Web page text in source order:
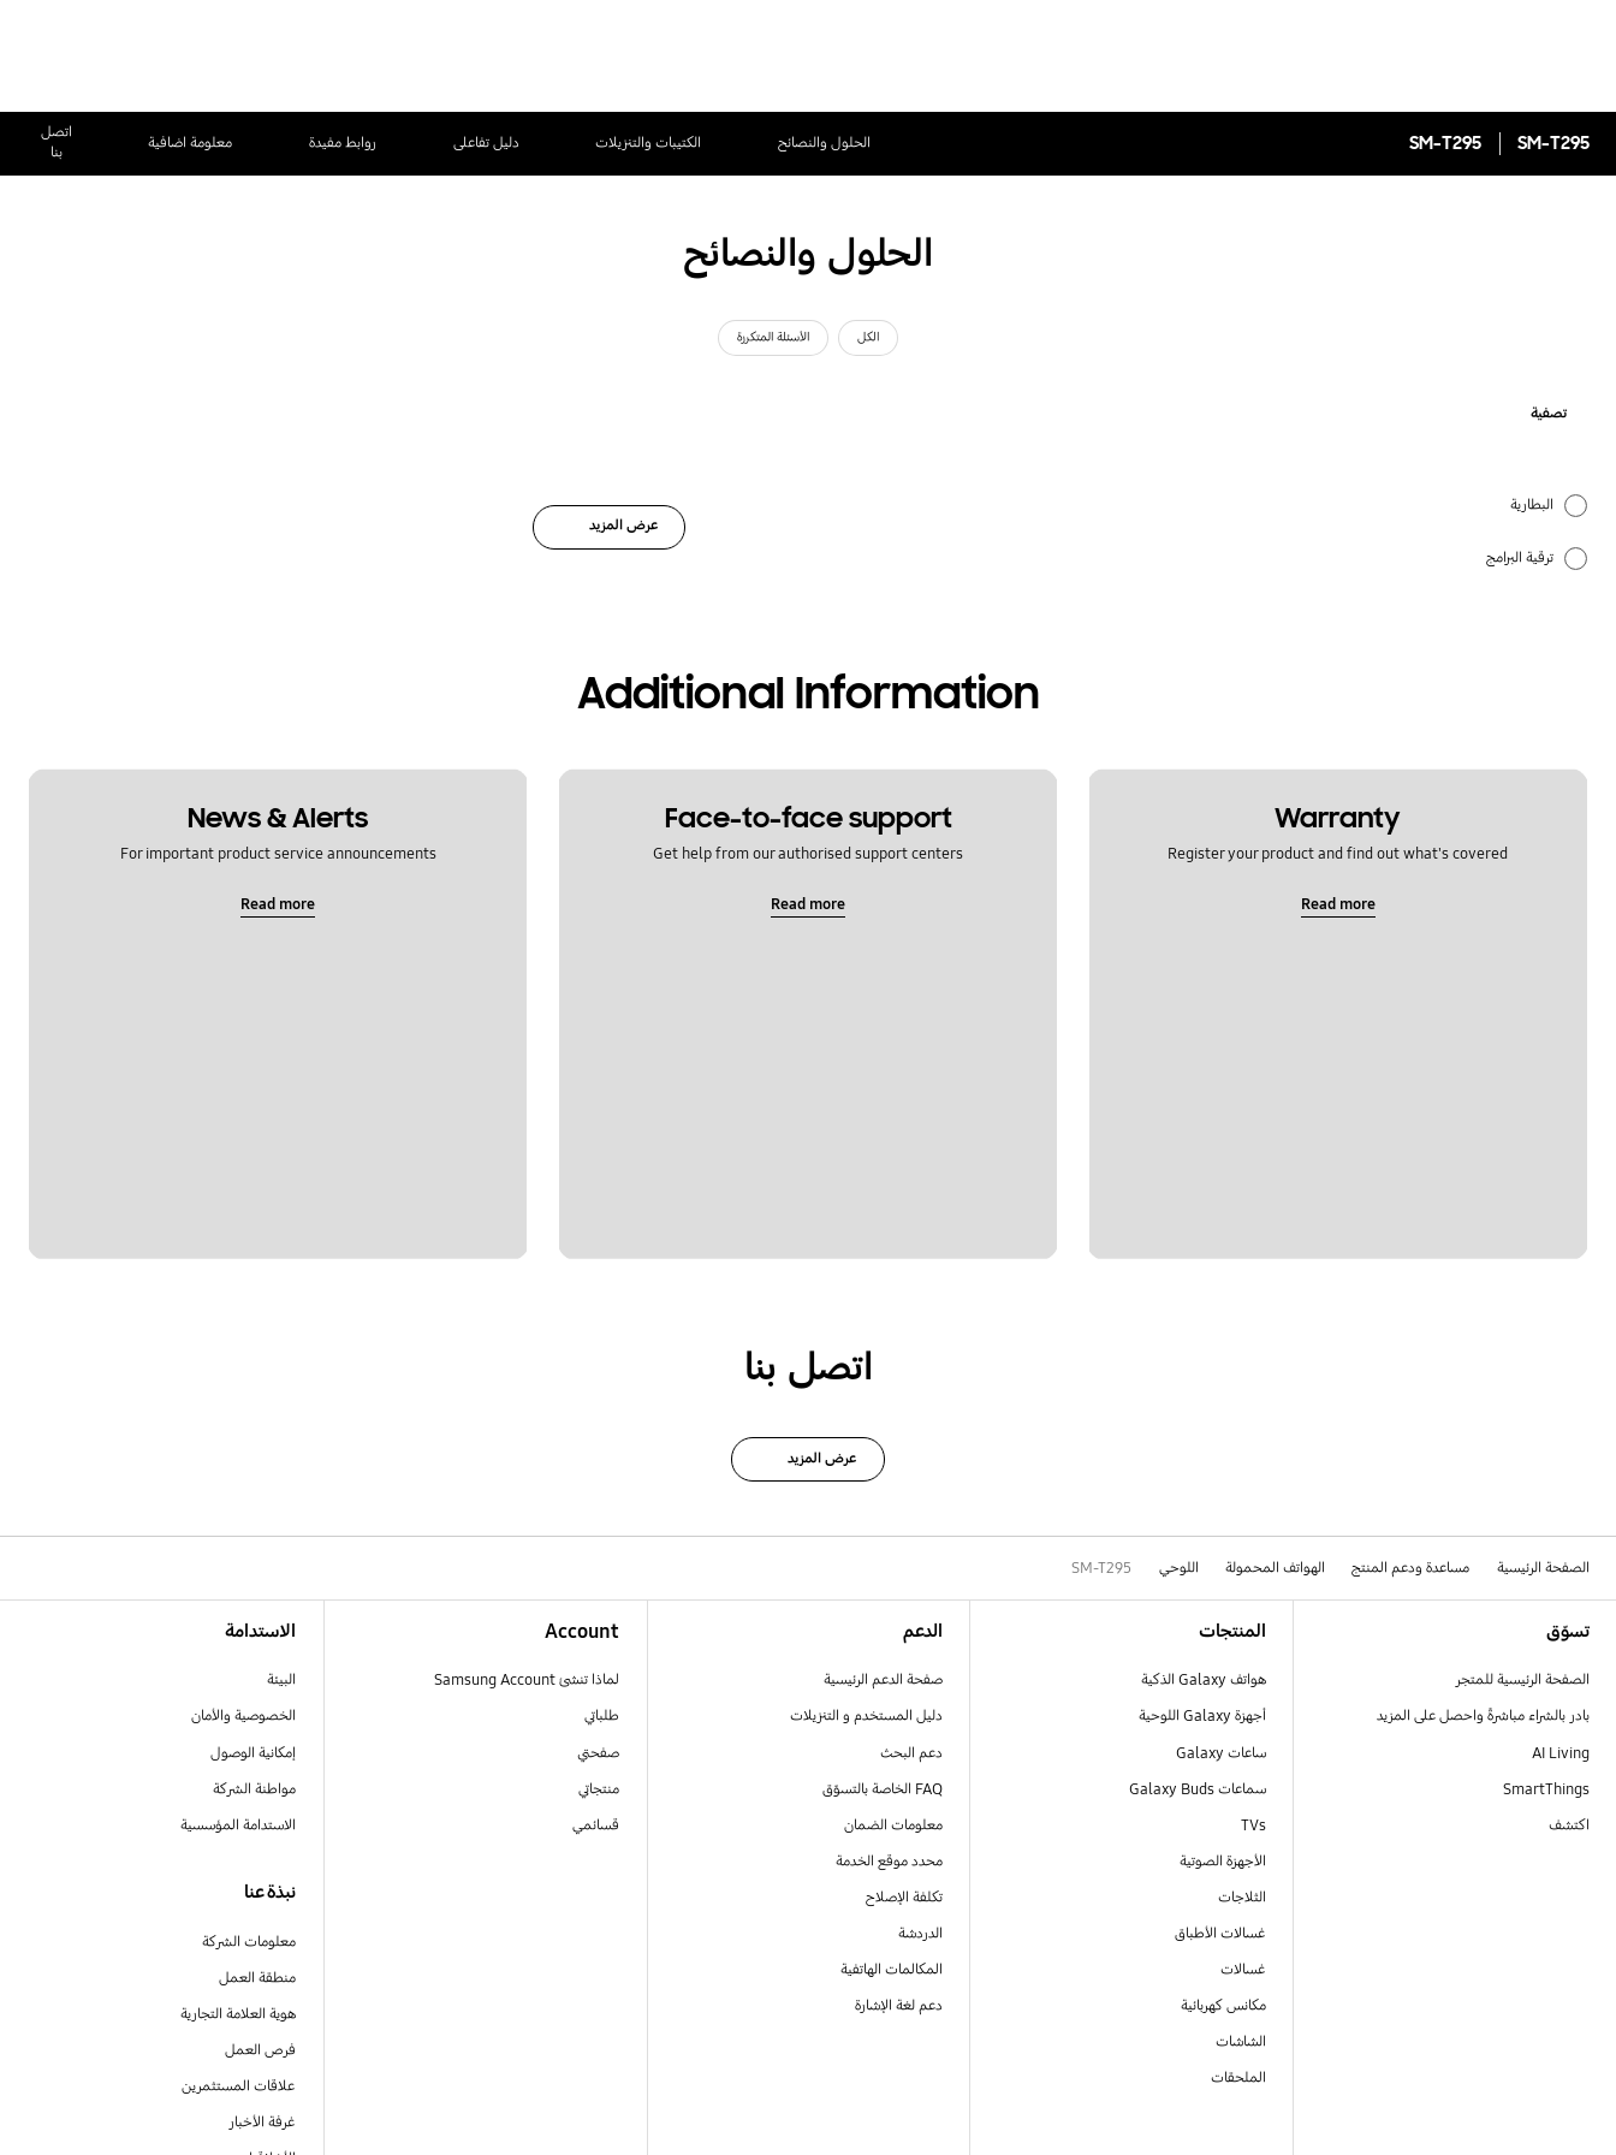
SM-T295
SM-T295 الحلول والنصائح الكتيبات والتنزيلات دليل تفاعلى روابط مفيدة معلومة اضافية
اتصل
بنا
الحلول والنصائح
الكل الأسئلة المتكررة
تصفية
البطارية
ترقية البرامج
عرض المزيد
Additional Information
Warranty
Register your product and find out what's covered
Read more
Face-to-face support
Get help from our authorised support centers
Read more
News & Alerts
For important product service announcements
Read more
اتصل بنا
عرض المزيد
الصفحة الرئيسية مساعدة ودعم المنتج الهواتف المحمولة اللوحي SM-T295
تسوّق
الصفحة الرئيسية للمتجر
بادر بالشراء مباشرةً واحصل على المزيد
AI Living
SmartThings
اكتشف
المنتجات
هواتف Galaxy الذكية
أجهزة Galaxy اللوحية
ساعات Galaxy
سماعات Galaxy Buds
TVs
الأجهزة الصوتية
الثلاجات
غسالات الأطباق
غسالات
مكانس كهربائية
الشاشات
الملحقات
الدعم
صفحة الدعم الرئيسية
دليل المستخدم و التنزيلات
دعم البحث
FAQ الخاصة بالتسوّق
معلومات الضمان
محدد موقع الخدمة
تكلفة الإصلاح
الدردشة
المكالمات الهاتفية
دعم لغة الإشارة
Account
لماذا تنشئ Samsung Account
طلباتي
صفحتي
منتجاتي
قسائمي
الاستدامة
البيئة
الخصوصية والأمان
إمكانية الوصول
مواطنة الشركة
الاستدامة المؤسسية
نبذة عنا
معلومات الشركة
منطقة العمل
هوية العلامة التجارية
فرص العمل
علاقات المستثمرين
غرفة الأخبار